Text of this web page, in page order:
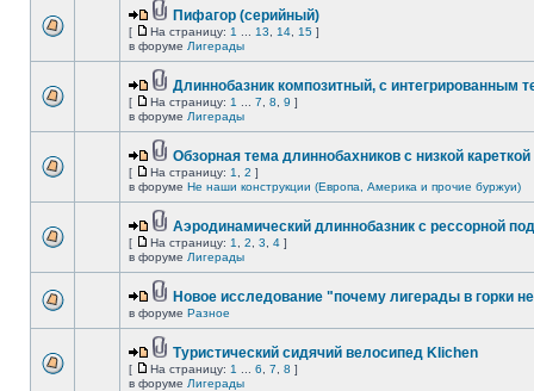
Пифагор (серийный)
[ На страницу: 1 13 14 15 ]
в форуме Лигерады
Длиннобазник композитный, с интегрированным
[ На страницу: 1 7 8 9 ]
в форуме Лигерады
Обзорная тема длиннобахников с низкой кареткой
[ На страницу: 1 2 ]
в форуме Не наши конструкции (Европа, Америка и прочие буржуи)
Аэродинамический длиннобазник с рессорной
[ На страницу: 1 2 3 4 ]
в форуме Лигерады
Новое исследование "почему лигерады в горки
в форуме Разное
Туристический сидячий велосипед Klichen
[ На страницу: 1 6 7 8 ]
в форуме Лигерады